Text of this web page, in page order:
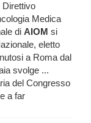
Direttivo
Medica
di AIOM si
eletto
a Roma dal
svolge ...
del Congresso
a far